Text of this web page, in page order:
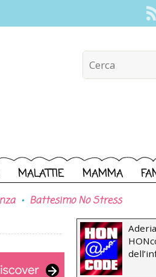
MALATTIE MAMMA
Battesimo No Stress